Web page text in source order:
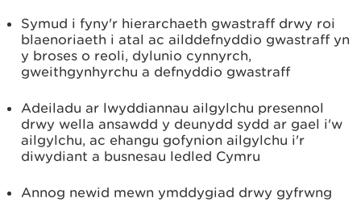
Symud i fyny'r hierarchaeth gwastraff drwy roi
blaenoriaeth i atal ac ailddefnyddio gwastraff yn
y broses o reoli, dylunio cynnyrch,
gweithgynhyrchu a defnyddio gwastraff
Adeiladu ar lwyddiannau ailgylchu presennol
drwy wella ansawdd y deunydd sydd ar gael i'w
ailgylchu, ac ehangu gofynion ailgylchu i'r
diwydiant a busnesau ledled Cymru
Annog newid mewn ymddygiad drwy gyfrwng